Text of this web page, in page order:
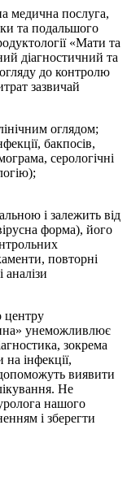
медична послуга,
та подальшого
«Мати та
діагностичний та
до контролю
зазвичай
оглядом;
бакпосів,
серологічні
і залежить від
форма), його
повторні
центру
унеможливлює
зокрема
інфекції,
виявити
Не
нашого
і зберегти